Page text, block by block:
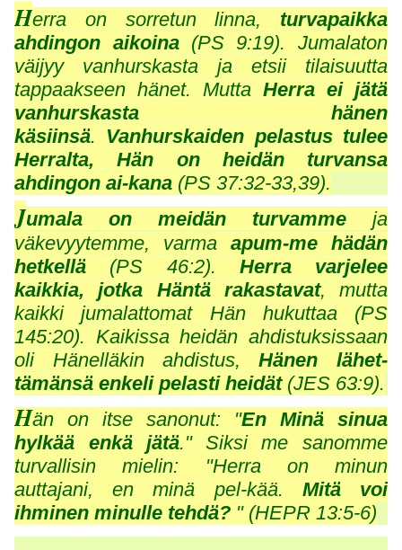
Herra on sorretun linna, turvapaikka
ahdingon aikoina(PS 9:19). Jumalaton
väijyy vanhurskasta ja etsii tilaisuutta
tappaakseen hänet. Mutta Herra ei jätä
vanhurskasta hänen
käsiinsä. Vanhurskaiden pelastus tulee
Herralta, Hän on heidän turvansa
ahdingon ai-kana (PS 37:32-33,39).
Jumala on meidän turvamme
ja
väkevyytemme, varma apum-me hädän
hetkellä (PS 46:2). Herra varjelee
kaikkia, jotka Häntä rakastavat, mutta
kaikki jumalattomat Hän hukuttaa (PS
145:20). Kaikissa heidän ahdistuksissaan
oli Hänelläkin ahdistus,Hänen lähet-
tämänsä enkeli pelasti heidät(JES 63:9).
Hän on itse sanonut: "En Minä sinua
hylkää enkä jätä." Siksi me sanomme
turvallisin mielin: "Herra on minun
auttajani, en minä pel-kää. Mitä voi
ihminen minulle tehdä? " (HEPR 13:5-6)